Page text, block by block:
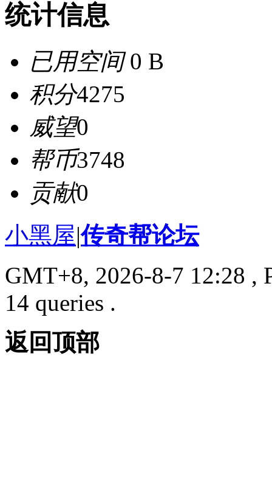
统计信息
已用空间0 B
积分4275
威望0
帮币3748
贡献0
小黑屋|传奇帮论坛
GMT+8, 2026-8-7 12:28 ,
14 queries .
返回顶部